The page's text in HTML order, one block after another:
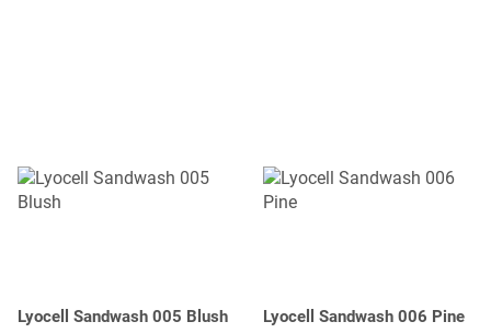
Lyocell Sandwash 005 Blush Lyocell Sandwash 006 Pine